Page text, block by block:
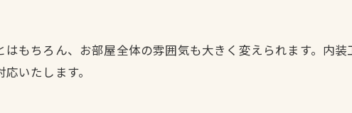
もちろん、お部屋全体の雰囲気も大きく変えられます。内
いたします。